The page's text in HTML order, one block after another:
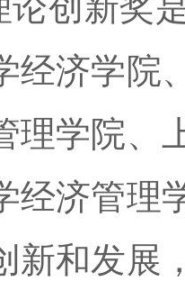
论创新奖
经济学院
理学院、
经济管理
新和发展